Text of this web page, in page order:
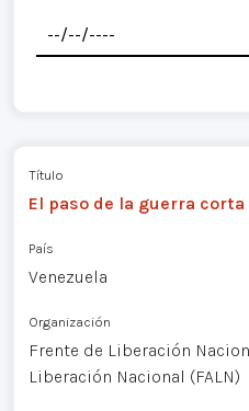
Título
El paso de la guerra
País
Venezuela
Organización
Frente de Liberación
Liberación Nacional (FALN)